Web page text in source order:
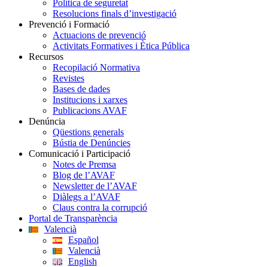
Política de seguretat
Resolucions finals d’investigació
Prevenció i Formació
Actuacions de prevenció
Activitats Formatives i Ètica Pública
Recursos
Recopilació Normativa
Revistes
Bases de dades
Institucions i xarxes
Publicacions AVAF
Denúncia
Qüestions generals
Bústia de Denúncies
Comunicació i Participació
Notes de Premsa
Blog de l’AVAF
Newsletter de l’AVAF
Diàlegs a l’AVAF
Claus contra la corrupció
Portal de Transparència
Valencià
Español
Valencià
English